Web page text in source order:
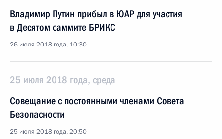
Владимир Путин прибыл в ЮАР для участия
в Десятом саммите БРИКС
26 июля 2018 года, 10:30
25 июля 2018 года, среда
Совещание с постоянными членами Совета
Безопасности
25 июля 2018 года, 20:50